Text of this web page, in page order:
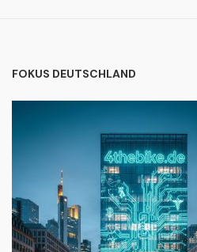
FOKUS DEUTSCHLAND